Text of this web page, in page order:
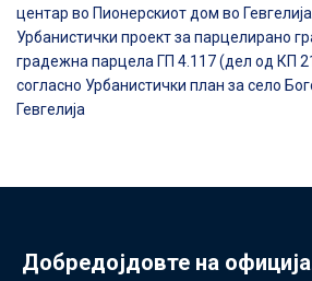
центар во Пионерскиот дом во Гевгелија
Урбанистички проект за парцелирано
градежна парцела ГП 4.117 (дел од КП
согласно Урбанистички план за село
Гевгелија
Добредојдовте на